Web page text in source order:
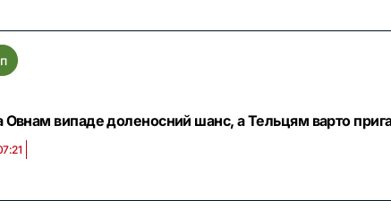
Овнам випаде доленосний шанс, а Тельцям варто